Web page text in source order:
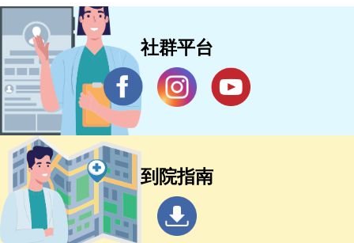
社群平台
到院指南